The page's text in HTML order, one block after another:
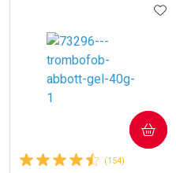
Ativar Desconto
Comprar sem Desconto
Comprar sem Desconto
(154)
COMPRAR